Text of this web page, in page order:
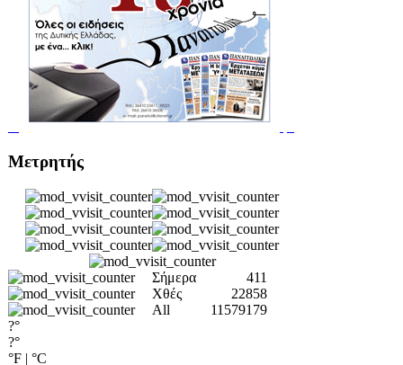
Μετρητής
Σήμερα
411
Χθές
22858
All
11579179
?°
?°
°F | °C